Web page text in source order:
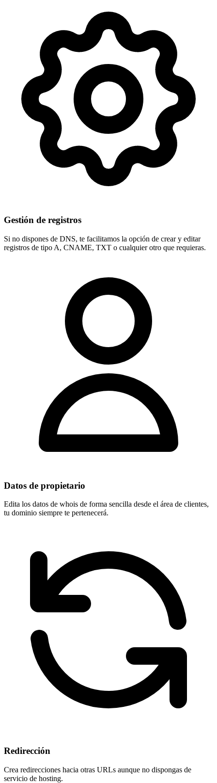
Gestión de registros
Si no dispones de DNS, te facilitamos la opción de crear y editar
registros de tipo A, CNAME, TXT o cualquier otro que requieras.
Datos de propietario
Edita los datos de whois de forma sencilla desde el área de clientes,
tu dominio siempre te pertenecerá.
Redirección
Crea redirecciones hacia otras URLs aunque no dispongas de
servicio de hosting.